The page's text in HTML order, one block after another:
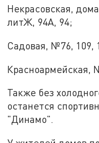
Некрасовская,
литЖ, 94А, 94;
Садовая, №76, 109,
Красноармейская,
Также без
останется
"Динамо".